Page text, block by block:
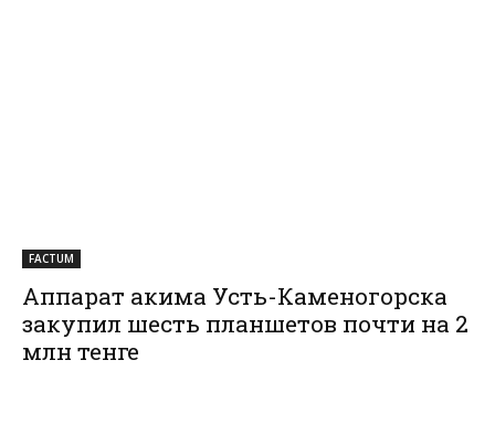
FACTUM
Аппарат акима Усть-Каменогорска
закупил шесть планшетов почти на 2
млн тенге